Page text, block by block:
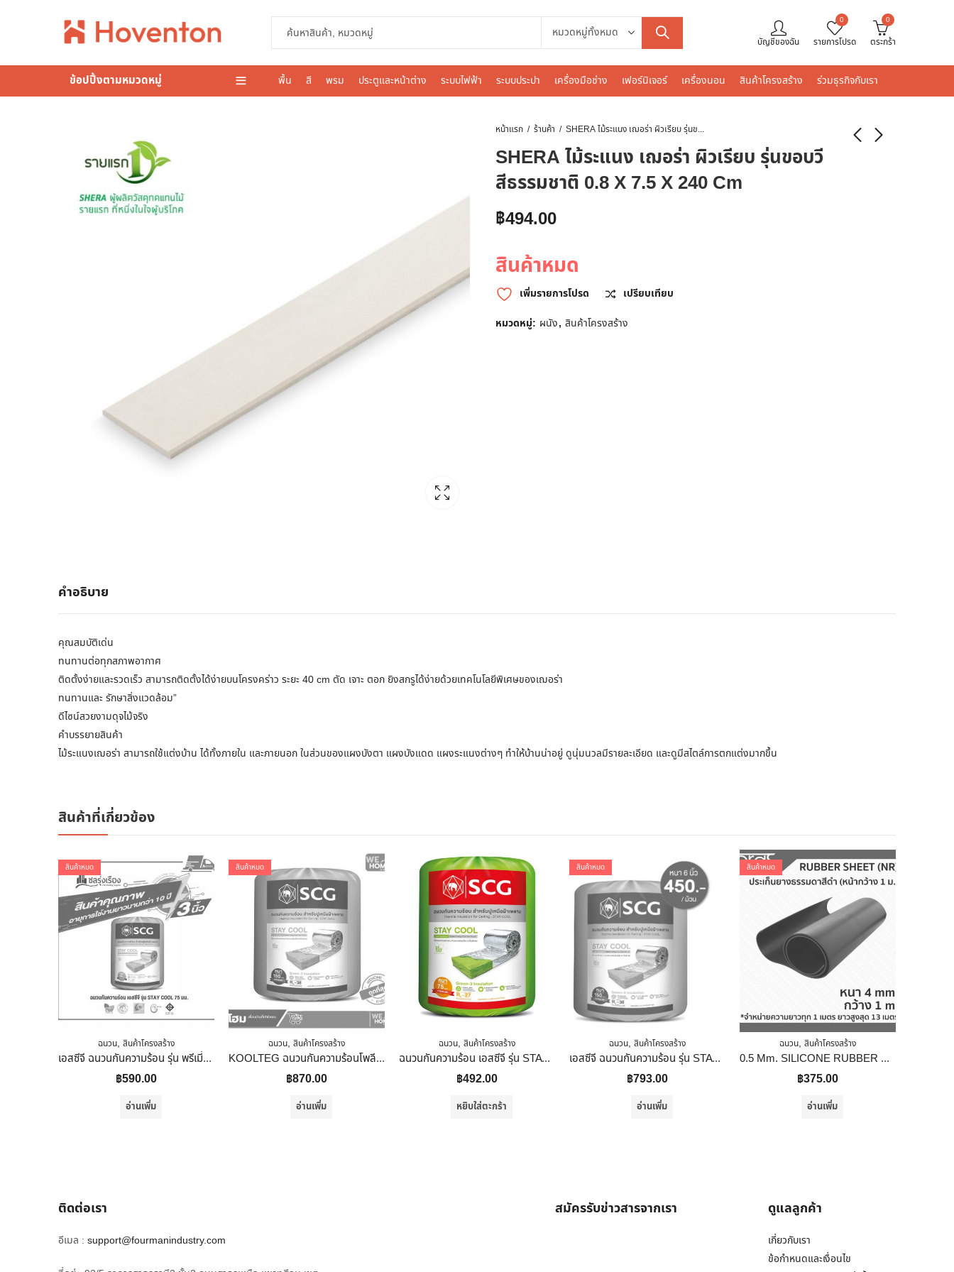
บัญชีของฉัน
0
รายการโปรด
0
ตระกร้า
ข้อปปิ้งตามหมวดหมู่ พื้น สี พรม ประตูและหน้าต่าง ระบบไฟฟ้า ระบบประปา เครื่องมือช่าง เฟอร์นิเจอร์ เครื่องนอน สินค้าโครงสร้าง ร่วมธุรกิจกับเรา
หน้าแรก ร้านค้า SHERA ไม้ระแนง เฌอร่า ผิวเรียบ รุ่นขอบวี สีธรรมชาติ 0.8 X 7.5 X 240 Cm
SHERA ไม้ระแนง เฌอร่า ผิวเรียบ รุ่นขอบวี
สีธรรมชาติ 0.8 X 7.5 X 240 Cm
฿494.00
สินค้าหมด
เพิ่มรายการโปรด
เปรียบเทียบ
หมวดหมู่: ผนัง, สินค้าโครงสร้าง
คำอธิบาย
คุณสมบัติเด่น
ทนทานต่อทุกสภาพอากาศ
ติดตั้งง่ายและรวดเร็ว สามารถติดตั้งได้ง่ายบนโครงคร่าว ระยะ 40 cm ตัด เจาะ ตอก ยิงสกรูได้ง่ายด้วยเทคโนโลยีพิเศษของเฌอร่า
ทนทานและ รักษาสิ่งแวดล้อม”
ดีไซน์สวยงามดุจไม้จริง
คำบรรยายสินค้า
ไม้ระแนงเฌอร่า สามารถใช้แต่งบ้าน ได้ทั้งภายใน และภายนอก ในส่วนของแผงบังตา แผงบังแดด แผงระแนงต่างๆ ทำให้บ้านน่าอยู่ ดูนุ่มนวลมีรายละเอียด และดูมีสไตล์การตกแต่งมากขึ้น
สินค้าที่เกี่ยวข้อง
สินค้าหมด
ฉนวน, สินค้าโครงสร้าง
เอสซีจี ฉนวนกันความร้อน รุ่น พรีเมี่ยม STAY COOL ขนาดหนา 75 มม. สีเขียวอ่อน
฿590.00
อ่านเพิ่ม
สินค้าหมด
ฉนวน, สินค้าโครงสร้าง
KOOLTEG ฉนวนกันความร้อนโพลีเอสเตอร์ 6 นิ้ว
฿870.00
อ่านเพิ่ม
ฉนวน, สินค้าโครงสร้าง
ฉนวนกันความร้อน เอสซีจี รุ่น STAY COOL 75 มม. พรีเมี่ยม 3 นิ้ว
฿492.00
หยิบใส่ตะกร้า
สินค้าหมด
ฉนวน, สินค้าโครงสร้าง
เอสซีจี ฉนวนกันความร้อน รุ่น STAY COOL 150 มม. พรีเมี่ยม
฿793.00
อ่านเพิ่ม
สินค้าหมด
ฉนวน, สินค้าโครงสร้าง
0.5 Mm. SILICONE RUBBER SHEET ซิลิโคนแผ่น ยาว 1 นิ้ว
฿375.00
อ่านเพิ่ม
ติดต่อเรา
อีเมล : support@fourmanindustry.com
สมัครรับข่าวสารจากเรา ดูแลลูกค้า
เกี่ยวกับเรา
ข้อกำหนดและเงื่อนไข